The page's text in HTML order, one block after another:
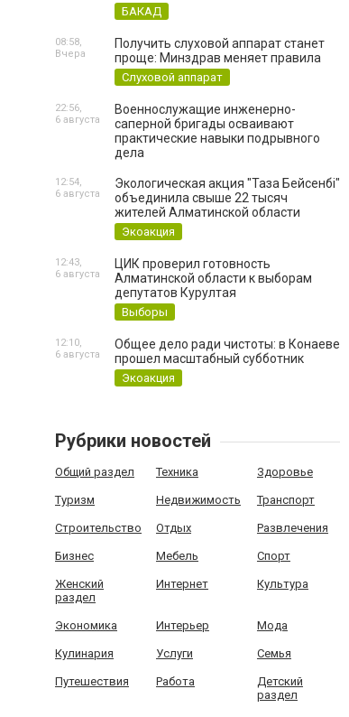
БАКАД
Получить слуховой аппарат станет
проще: Минздрав меняет правила
Слуховой аппарат
08:58,
Вчера
Военнослужащие инженерно-
саперной бригады осваивают
практические навыки подрывного
дела
22:56,
6 августа
Экологическая акция "Таза Бейсенбі"
объединила свыше 22 тысяч
жителей Алматинской области
Экоакция
12:54,
6 августа
ЦИК проверил готовность
Алматинской области к выборам
депутатов Курултая
Выборы
12:43,
6 августа
Общее дело ради чистоты: в Конаеве
прошел масштабный субботник
Экоакция
12:10,
6 августа
Рубрики новостей
Общий раздел Техника Здоровье
Туризм Недвижимость Транспорт
Строительство Отдых Развлечения
Бизнес Мебель Спорт
Женский
раздел
Интернет Культура
Экономика Интерьер Мода
Кулинария Услуги Семья
Путешествия Работа
Детский
раздел